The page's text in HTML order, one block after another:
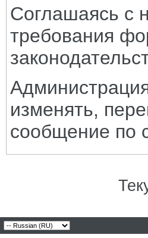
Соглашаясь с
требования
изменять,
сообщение по